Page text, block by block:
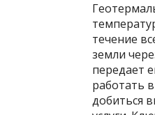
течение
земли
передает
работать
добиться